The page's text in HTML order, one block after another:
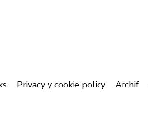
Privacy y cookie policy Archif